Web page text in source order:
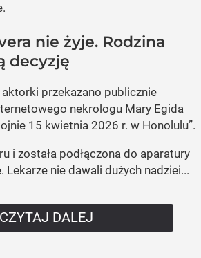
nie żyje. Rodzina
decyzję
przekazano publicznie
nekrologu Mary Egida
15 kwietnia 2026 r. w Honolulu”.
i została podłączona do aparatury
Lekarze nie dawali dużych nadziei...
CZYTAJ DALEJ